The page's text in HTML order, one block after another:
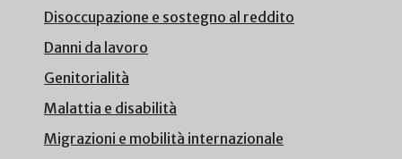
Disoccupazione e sostegno al reddito
Danni da lavoro
Genitorialità
Malattia e disabilità
Migrazioni e mobilità internazionale